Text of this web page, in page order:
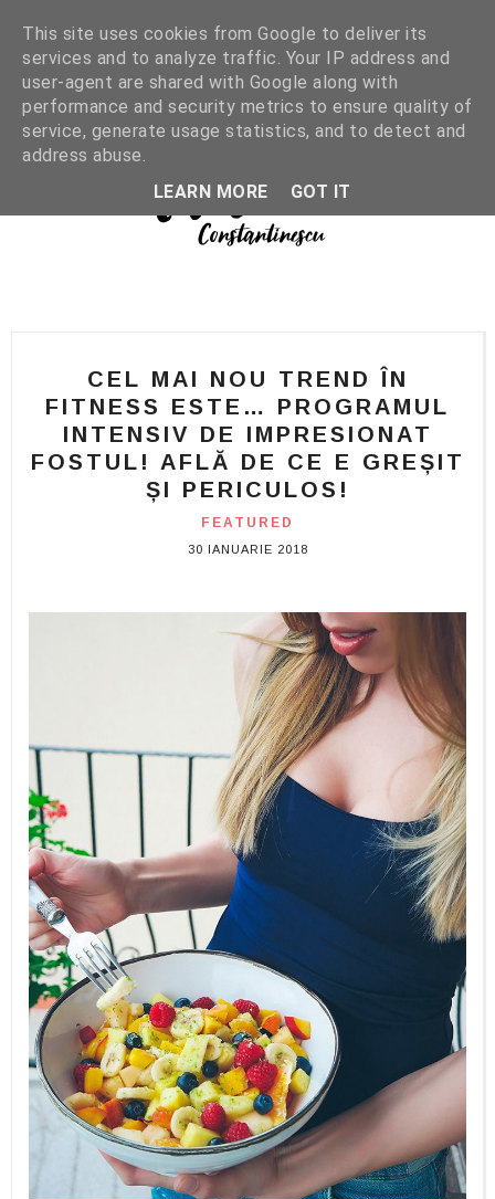
CEL MAI NOU TREND ÎN
FITNESS ESTE… PROGRAMUL
INTENSIV DE IMPRESIONAT
FOSTUL! AFLĂ DE CE E GREȘIT
ȘI PERICULOS!
FEATURED
30 IANUARIE 2018
This site uses cookies from Google to deliver its
services and to analyze traffic. Your IP address and
user-agent are shared with Google along with
performance and security metrics to ensure quality of
service, generate usage statistics, and to detect and
address abuse.
LEARN MORE
GOT IT